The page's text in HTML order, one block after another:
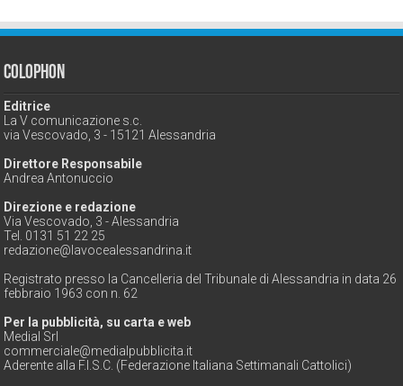
Colophon
Editrice
La V comunicazione s.c.
via Vescovado, 3 - 15121 Alessandria
Direttore Responsabile
Andrea Antonuccio
Direzione e redazione
Via Vescovado, 3 - Alessandria
Tel. 0131 51 22 25
redazione@lavocealessandrina.it
Registrato presso la Cancelleria del Tribunale di Alessandria in data 26
febbraio 1963 con n. 62
Per la pubblicità, su carta e web
Medial Srl
commerciale@medialpubblicita.it
Aderente alla F.I.S.C. (Federazione Italiana Settimanali Cattolici)